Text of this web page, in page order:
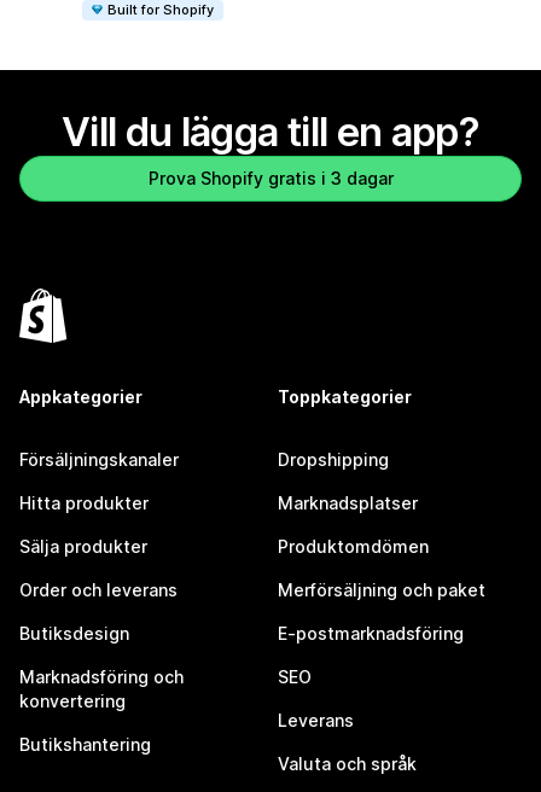
Built for Shopify
Vill du lägga till en app?
Prova Shopify gratis i 3 dagar
Appkategorier
Försäljningskanaler
Hitta produkter
Sälja produkter
Order och leverans
Butiksdesign
Marknadsföring och
konvertering
Butikshantering
Toppkategorier
Dropshipping
Marknadsplatser
Produktomdömen
Merförsäljning och paket
E-postmarknadsföring
SEO
Leverans
Valuta och språk